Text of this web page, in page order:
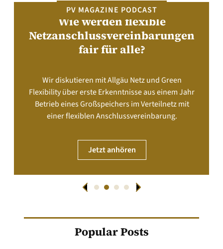
PV MAGAZINE PODCAST
Wie werden flexible
Netzanschlussvereinbarungen
fair für alle?
Wir diskutieren mit Allgäu Netz und Green
Flexibility über erste Erkenntnisse aus einem Jahr
Betrieb eines Großspeichers im Verteilnetz mit
einer flexiblen Anschlussvereinbarung.
Jetzt anhören
Popular Posts